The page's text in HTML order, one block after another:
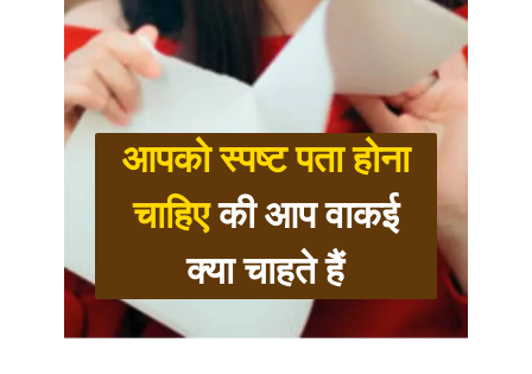
आपको स्पष्ट पता होना
चाहिएकी आप वाकई
क्या चाहते हैं